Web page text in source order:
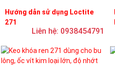
Hướng dẫn sử dụng Loctite
271
Liên hệ: 0938454791